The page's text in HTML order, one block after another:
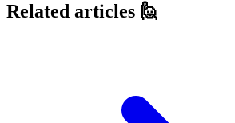
Related articles 🙋